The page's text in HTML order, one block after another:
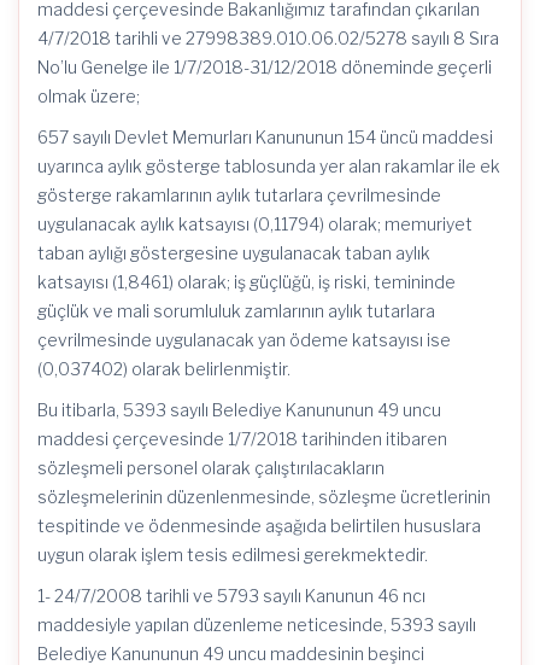
maddesi çerçevesinde Bakanlığımız tarafından çıkarılan
4/7/2018 tarihli ve 27998389.010.06.02/5278 sayılı 8 Sıra
No’lu Genelge ile 1/7/2018-31/12/2018 döneminde geçerli
olmak üzere;
657 sayılı Devlet Memurları Kanununun 154 üncü maddesi
uyarınca aylık gösterge tablosunda yer alan rakamlar ile ek
gösterge rakamlarının aylık tutarlara çevrilmesinde
uygulanacak aylık katsayısı (0,11794) olarak; memuriyet
taban aylığı göstergesine uygulanacak taban aylık
katsayısı (1,8461) olarak; iş güçlüğü, iş riski, temininde
güçlük ve mali sorumluluk zamlarının aylık tutarlara
çevrilmesinde uygulanacak yan ödeme katsayısı ise
(0,037402) olarak belirlenmiştir.
Bu itibarla, 5393 sayılı Belediye Kanununun 49 uncu
maddesi çerçevesinde 1/7/2018 tarihinden itibaren
sözleşmeli personel olarak çalıştırılacakların
sözleşmelerinin düzenlenmesinde, sözleşme ücretlerinin
tespitinde ve ödenmesinde aşağıda belirtilen hususlara
uygun olarak işlem tesis edilmesi gerekmektedir.
1- 24/7/2008 tarihli ve 5793 sayılı Kanunun 46 ncı
maddesiyle yapılan düzenleme neticesinde, 5393 sayılı
Belediye Kanununun 49 uncu maddesinin beşinci